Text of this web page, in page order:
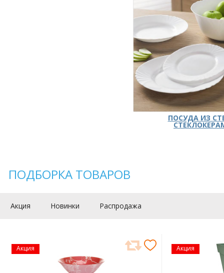
ПОСУДА ИЗ
ПОДБОРКА ТОВАРОВ
Акция Новинки Распродажа
Акция Акция